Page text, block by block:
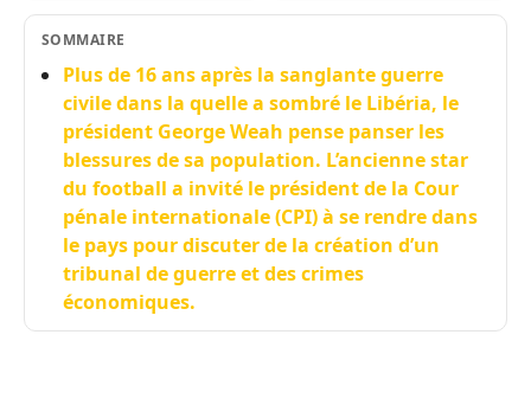
SOMMAIRE
Plus de 16 ans après la sanglante guerre
civile dans la quelle a sombré le Libéria, le
président George Weah pense panser les
blessures de sa population. L’ancienne star
du football a invité le président de la Cour
pénale internationale (CPI) à se rendre dans
le pays pour discuter de la création d’un
tribunal de guerre et des crimes
économiques.